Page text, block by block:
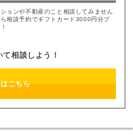
ョンや不動産のこと相談してみません
相談予約でギフトカード3000円分プ
相談しよう！
こちら